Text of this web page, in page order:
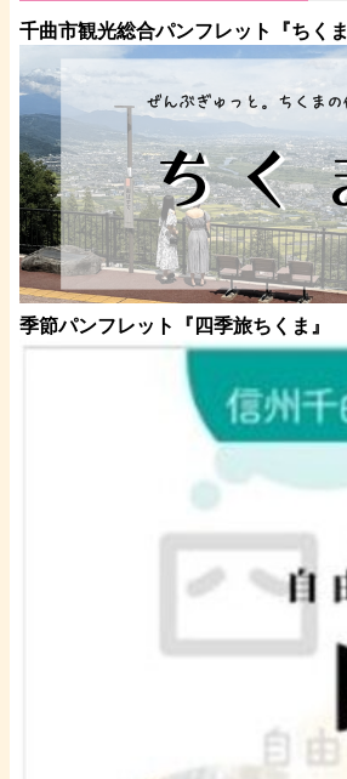
千曲市観光総合パンフレット 『ちくま
季節パンフレット『四季旅ちくま』